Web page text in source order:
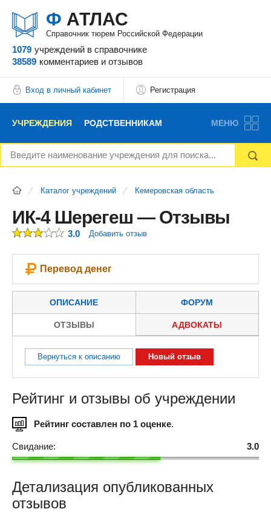
Ф АТЛАС
Справочник тюрем Российской Федерации
1079 учреждений в справочнике
38589 комментариев и отзывов
Вход в личный кабинет Регистрация
УЧРЕЖДЕНИЯ РОДСТВЕННИКАМ
НОВОСТИ БЛОГ АДВОКАТЫ
РЕКЛАМОДАТЕЛЯМ
МЕНЮ
Каталог учреждений Кемеровская область
ИК-4 Шерегеш — Отзывы
3.0 Добавить отзыв
Перевод денег
ОПИСАНИЕ ФОРУМ
ОТЗЫВЫ АДВОКАТЫ
Вернуться к описанию Новый отзыв
Рейтинг и отзывы об учреждении
Рейтинг составлен по 1 оценке.
3.0
Свидание:
Детализация опубликованных
отзывов